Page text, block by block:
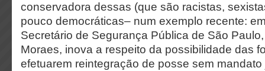
conservadora dessas (que são racistas,
pouco democráticas– num exemplo recente:
Secretário de Segurança Pública de São
Moraes, inova a respeito da possibilidade das
efetuarem reintegração de posse sem